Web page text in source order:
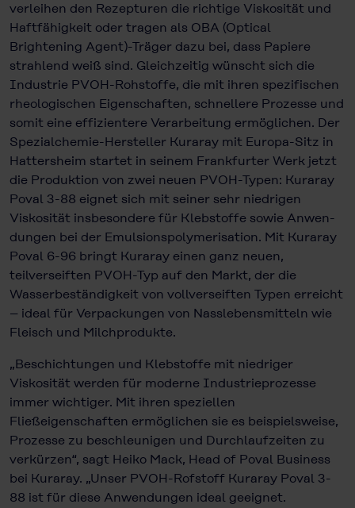
verleihen den Rezepturen die richtige Viskosität und
Haftfähigkeit oder tragen als OBA (Optical
Brightening Agent)-Träger dazu bei, dass Papiere
strahlend weiß sind. Gleichzeitig wünscht sich die
Industrie PVOH-Rohstoffe, die mit ihren spezifischen
rheologischen Eigenschaften, schnellere Prozesse und
somit eine effizientere Verarbeitung ermöglichen. Der
Spezialchemie-Hersteller Kuraray mit Europa-Sitz in
Hattersheim startet in seinem Frankfurter Werk jetzt
die Produktion von zwei neuen PVOH-Typen: Kuraray
Poval 3-88 eignet sich mit seiner sehr niedrigen
Viskosität insbesondere für Klebstoffe sowie Anwen­
dungen bei der Emulsionspolymerisation. Mit Kuraray
Poval 6-96 bringt Kuraray einen ganz neuen,
teilverseiften PVOH-Typ auf den Markt, der die
Wasserbeständigkeit von vollverseiften Typen erreicht
– ideal für Verpack­ungen von Nasslebensmitteln wie
Fleisch und Milchprodukte.
„Beschichtungen und Klebstoffe mit niedriger
Viskosität werden für moderne Industrieprozesse
immer wichtiger. Mit ihren speziellen
Fließeigenschaften ermöglichen sie es beispielsweise,
Prozesse zu beschleunigen und Durchlauf­zeiten zu
verkürzen“, sagt Heiko Mack, Head of Poval Business
bei Kuraray. „Unser PVOH-Rofstoff Kuraray Poval 3-
88 ist für diese Anwendungen ideal geeignet.